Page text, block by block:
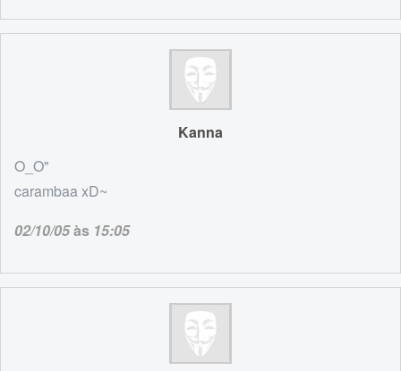
Kanna
O_O"
carambaa xD~
02/10/05às 15:05